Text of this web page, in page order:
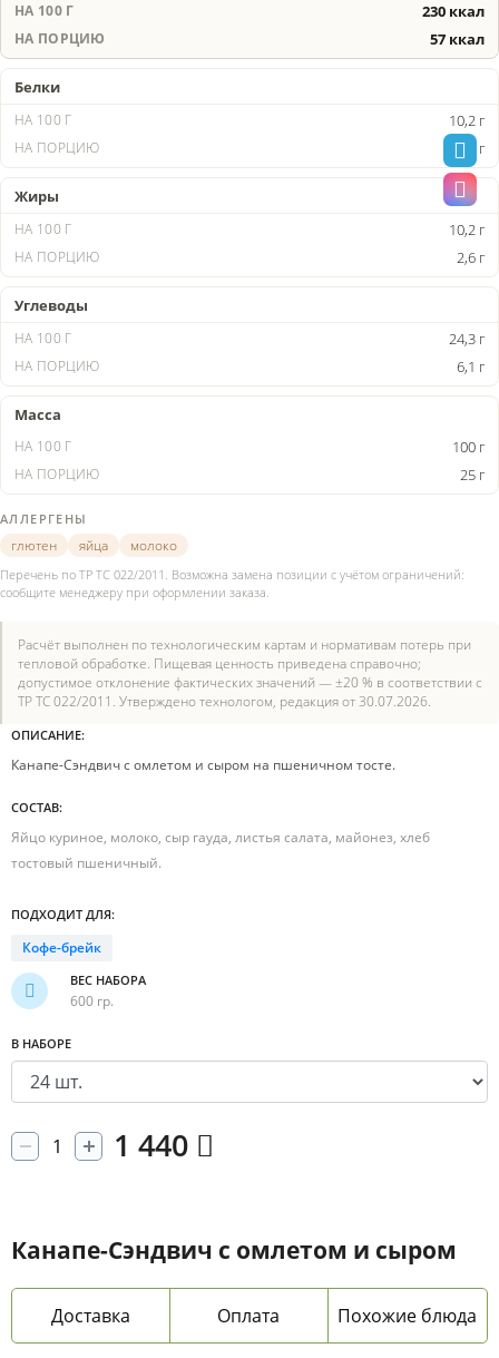
230 ккал
57 ккал
Белки
10,2 г
2,5 г
Жиры
10,2 г
2,6 г
Углеводы
24,3 г
6,1 г
Масса
100 г
25 г
АЛЛЕРГЕНЫ
глютен
яйца
молоко
Перечень по ТР ТС 022/2011. Возможна замена позиции с учётом ограничений:
сообщите менеджеру при оформлении заказа.
Расчёт выполнен по технологическим картам и нормативам потерь при
тепловой обработке. Пищевая ценность приведена справочно;
допустимое отклонение фактических значений — ±20 % в соответствии с
ТР ТС 022/2011. Утверждено технологом, редакция от 30.07.2026.
Канапе-Сэндвич с омлетом и сыром
Доставка Оплата Похожие блюда
ОПИСАНИЕ:
Канапе-Сэндвич с омлетом и сыром на пшеничном тосте.
СОСТАВ:
Яйцо куриное, молоко, сыр гауда, листья салата, майонез, хлеб
тостовый пшеничный.
ПОДХОДИТ ДЛЯ:
Кофе-брейк
ВЕС НАБОРА
600 гр.
В НАБОРЕ
1 440